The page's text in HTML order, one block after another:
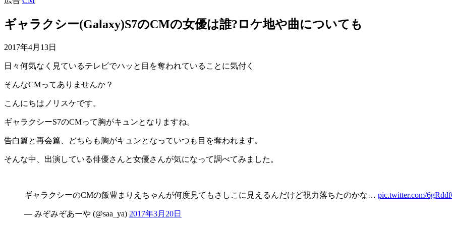
ギャラクシー(Galaxy)S7のCMの女優は誰?ロケ地や曲についても
2017年4月13日
日々何気なく見ているテレビでハッと目を奪われていることに気付く
そんなCMってありませんか？
こんにちはノリスケです。
ギャラクシーS7のCMって胸がキュンとなりますね。
告白篇と再会篇、どちらも胸がキュンとなっていつも目を奪われます。
そんな中、出演している俳優さんと女優さんが気になって調べてみました。
ギャラクシーのCMの飯豊まりえちゃんが何度見てもさしこに見えるんだけど視力落ちたのかな… pic.twitter.com/
— みぞみぞあーや (@saa_ya) 2017年3月20日